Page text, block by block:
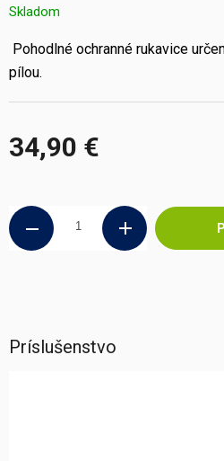
34,90 €
Skladom
Pohodlné ochranné rukavice
pílou.
Príslušenstvo